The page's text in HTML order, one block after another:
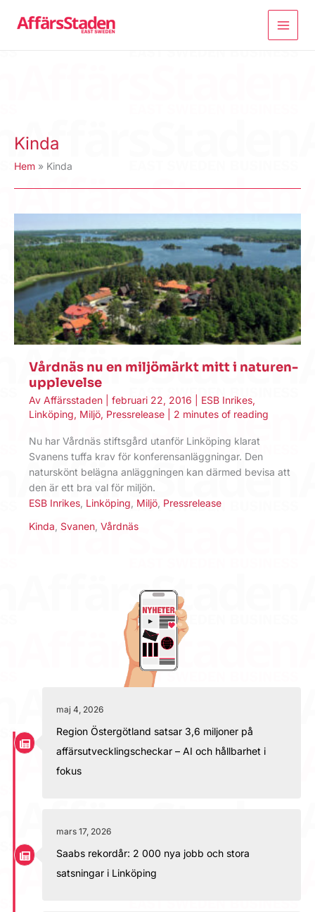
Kinda
Hem Kinda
Vårdnäs nu en miljömärkt mitt i naturen-
upplevelse
Av Affärsstaden februari 22, 2016 ESB Inrikes,
Linköping, Miljö, Pressrelease 2 minutes of reading
Nu har Vårdnäs stiftsgård utanför Linköping klarat
Svanens tuffa krav för konferensanläggningar. Den
naturskönt belägna anläggningen kan därmed bevisa att
den är ett bra val för miljön.
ESB Inrikes Linköping Miljö Pressrelease
Kinda Svanen Vårdnäs
maj 4, 2026
Region Östergötland satsar 3,6 miljoner på
affärsutvecklingscheckar – AI och hållbarhet i
fokus
mars 17, 2026
Saabs rekordår: 2 000 nya jobb och stora
satsningar i Linköping